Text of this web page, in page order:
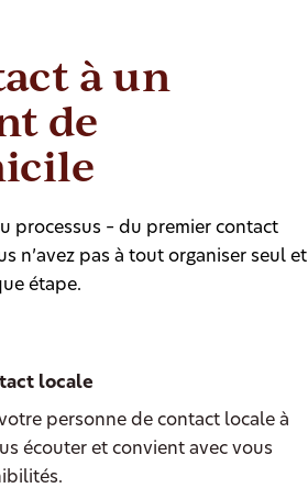
à un
de
processus – du premier contact
n’avez pas à tout organiser seul et
étape.
locale
personne de contact locale à
écouter et convient avec vous